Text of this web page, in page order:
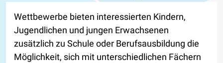
Wettbewerbe bieten interessierten Kindern,
Jugendlichen und jungen Erwachsenen
zusätzlich zu Schule oder Berufsausbildung die
Möglichkeit, sich mit unterschiedlichen Fächern